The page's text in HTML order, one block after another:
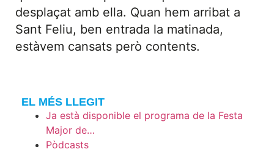
desplaçat amb ella. Quan hem arribat a
Sant Feliu, ben entrada la matinada,
estàvem cansats però contents.
EL MÉS LLEGIT
Ja està disponible el programa de la Festa
Major de…
Pòdcasts